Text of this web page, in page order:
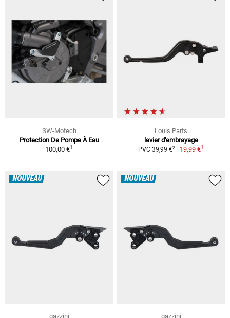
SW-Motech
Protection De Pompe À Eau
100,00 €1
Louis Parts
levier d'embrayage
PVC 39,99 €2 19,99 €1
NOUVEAU
gazzini
NOUVEAU
gazzini